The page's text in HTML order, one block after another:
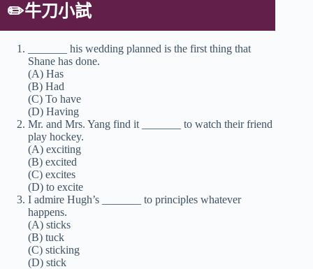
✏️牛刀小試
_______ his wedding planned is the first thing that
Shane has done.
(A) Has
(B) Had
(C) To have
(D) Having
Mr. and Mrs. Yang find it _______ to watch their friend
play hockey.
(A) exciting
(B) excited
(C) excites
(D) to excite
I admire Hugh’s _______ to principles whatever
happens.
(A) sticks
(B) tuck
(C) sticking
(D) stick